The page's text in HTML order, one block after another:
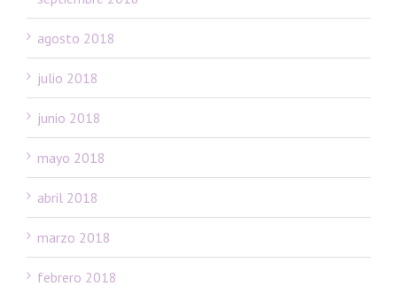
agosto 2018
julio 2018
junio 2018
mayo 2018
abril 2018
marzo 2018
febrero 2018